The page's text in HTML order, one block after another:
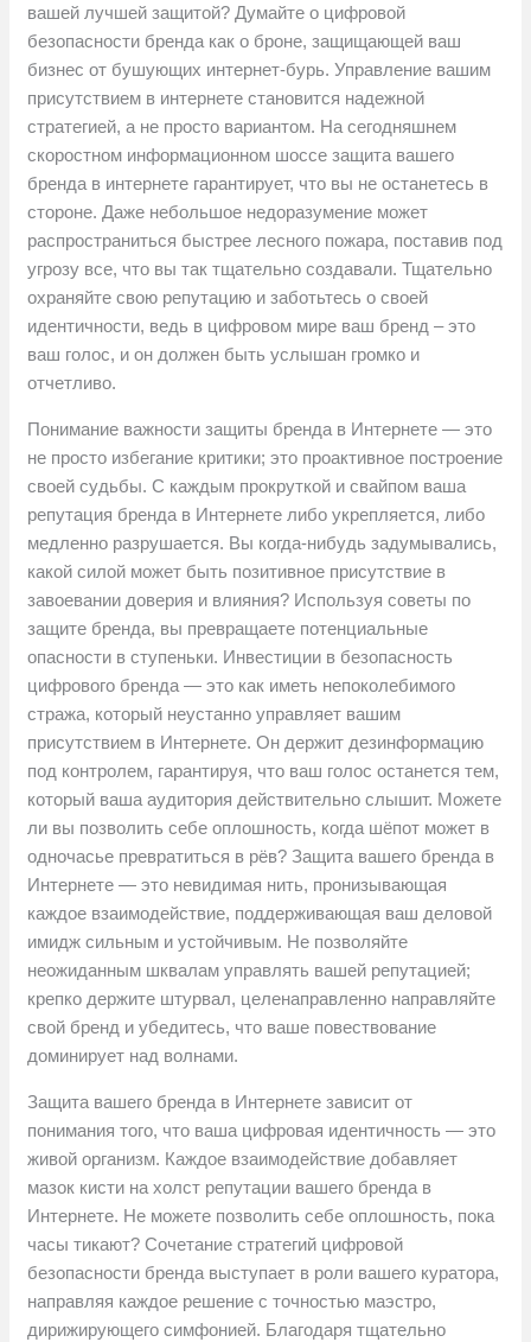
вашей лучшей защитой? Думайте о цифровой
безопасности бренда как о броне, защищающей ваш
бизнес от бушующих интернет-бурь. Управление вашим
присутствием в интернете становится надежной
стратегией, а не просто вариантом. На сегодняшнем
скоростном информационном шоссе защита вашего
бренда в интернете гарантирует, что вы не останетесь в
стороне. Даже небольшое недоразумение может
распространиться быстрее лесного пожара, поставив под
угрозу все, что вы так тщательно создавали. Тщательно
охраняйте свою репутацию и заботьтесь о своей
идентичности, ведь в цифровом мире ваш бренд – это
ваш голос, и он должен быть услышан громко и
отчетливо.
Понимание важности защиты бренда в Интернете — это
не просто избегание критики; это проактивное построение
своей судьбы. С каждым прокруткой и свайпом ваша
репутация бренда в Интернете либо укрепляется, либо
медленно разрушается. Вы когда-нибудь задумывались,
какой силой может быть позитивное присутствие в
завоевании доверия и влияния? Используя советы по
защите бренда, вы превращаете потенциальные
опасности в ступеньки. Инвестиции в безопасность
цифрового бренда — это как иметь непоколебимого
стража, который неустанно управляет вашим
присутствием в Интернете. Он держит дезинформацию
под контролем, гарантируя, что ваш голос останется тем,
который ваша аудитория действительно слышит. Можете
ли вы позволить себе оплошность, когда шёпот может в
одночасье превратиться в рёв? Защита вашего бренда в
Интернете — это невидимая нить, пронизывающая
каждое взаимодействие, поддерживающая ваш деловой
имидж сильным и устойчивым. Не позволяйте
неожиданным шквалам управлять вашей репутацией;
крепко держите штурвал, целенаправленно направляйте
свой бренд и убедитесь, что ваше повествование
доминирует над волнами.
Защита вашего бренда в Интернете зависит от
понимания того, что ваша цифровая идентичность — это
живой организм. Каждое взаимодействие добавляет
мазок кисти на холст репутации вашего бренда в
Интернете. Не можете позволить себе оплошность, пока
часы тикают? Сочетание стратегий цифровой
безопасности бренда выступает в роли вашего куратора,
направляя каждое решение с точностью маэстро,
дирижирующего симфонией. Благодаря тщательно